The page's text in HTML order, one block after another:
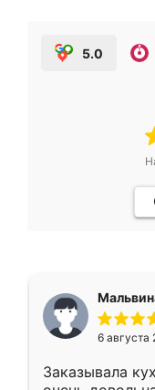
5.0
6 августа
Заказывала